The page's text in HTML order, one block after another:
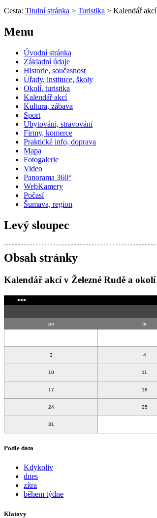
Cesta: Titulní stránka > Turistika > Kalendář akcí
Menu
Úvodní stránka
Základní údaje
Historie, současnost
Úřady, instituce, školy
Okolí, turistika
Kalendář akcí
Kultura, zábava
Sport
Ubytování, stravování
Firmy, komerce
Praktické info, doprava
Mapa
Fotogalerie
Video
Panorama 360°
WebKamery
Počasí
Šumava, region
Levý sloupec
Obsah stránky
Kalendář akcí v Železné Rudě a okolí
<<<
po út
3 4
10 11
17 18
24 25
31
Podle data
Kdykoliv
dnes
zítra
během týdne
Klatovy